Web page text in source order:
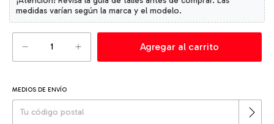
Entregas para el CP:
MEDIOS DE ENVÍO